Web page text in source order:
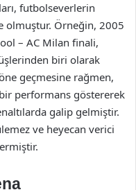
futbolseverlerin
olmuştur. Örneğin, 2005
– AC Milan finali,
biri olarak
geçmesine rağmen,
performans göstererek
galip gelmiştir.
ve heyecan verici